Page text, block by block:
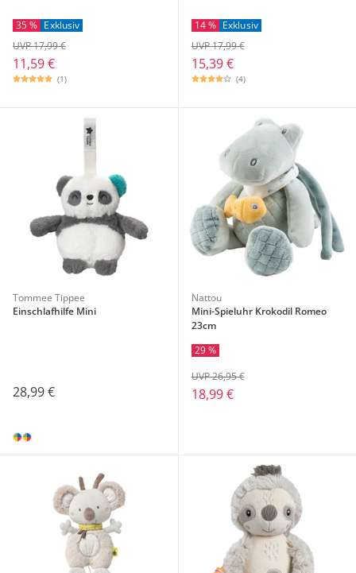
35 % Exklusiv
11,59 €
UVP 17,99 €
(1)
14 % Exklusiv
15,39 €
UVP 17,99 €
(4)
Tommee Tippee
Einschlafhilfe Mini
28,99 €
Nattou
Mini-Spieluhr Krokodil Romeo
23cm
29 %
18,99 €
UVP 26,95 €